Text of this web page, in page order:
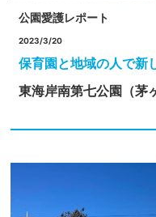
公園愛護レポート
2023/3/20
保育園と地域の人で新
東海岸南第七公園（茅